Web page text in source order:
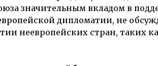
значительным вкладом в
дипломатии, не
неевропейских стран, таких